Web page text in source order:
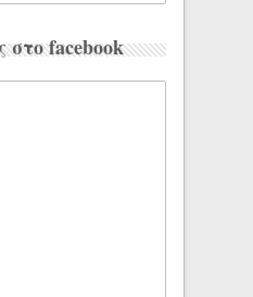
facebook